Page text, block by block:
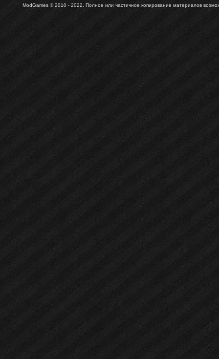
ModGames © 2010 - 2022. Полное или частичное копирование материалов